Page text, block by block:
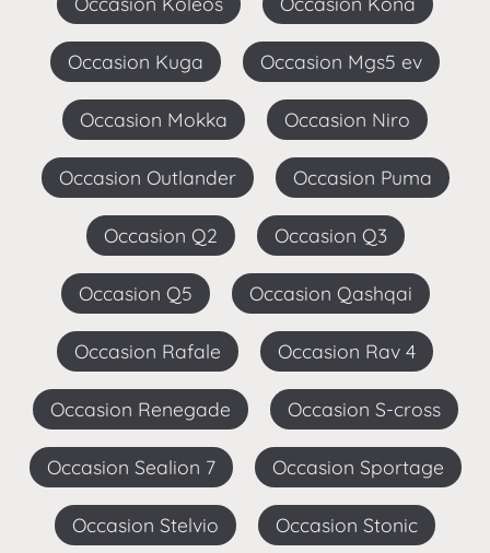
Occasion Kuga Occasion Mgs5 ev
Occasion Mokka Occasion Niro
Occasion Outlander Occasion Puma
Occasion Q2 Occasion Q3
Occasion Q5 Occasion Qashqai
Occasion Rafale Occasion Rav 4
Occasion Renegade Occasion S-cross
Occasion Sealion 7 Occasion Sportage
Occasion Stelvio Occasion Stonic